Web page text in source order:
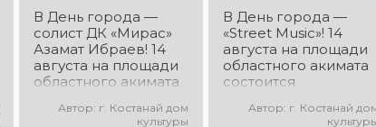
В День города —
солист ДК «Мирас»
Азамат Ибраев! 14
августа на площади
областного акимата
концертная
Автор: г. Костанай дом
культуры
В День города —
«Street Music»! 14
августа на площади
областного акимата
состоится
программа
Автор: г. Костанай